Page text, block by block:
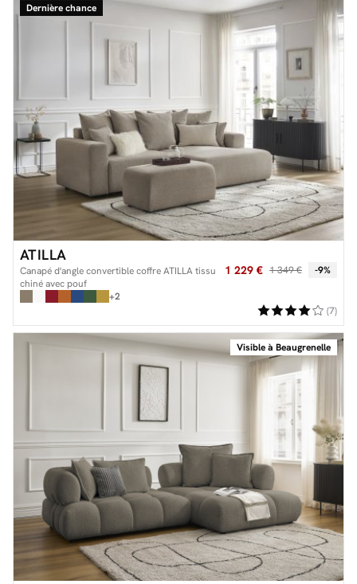
Dernière chance
ATILLA
Canapé d'angle convertible coffre ATILLA tissu
chiné avec pouf
1 229 € 1 349 € -9%
+2
(7)
Visible à Beaugrenelle